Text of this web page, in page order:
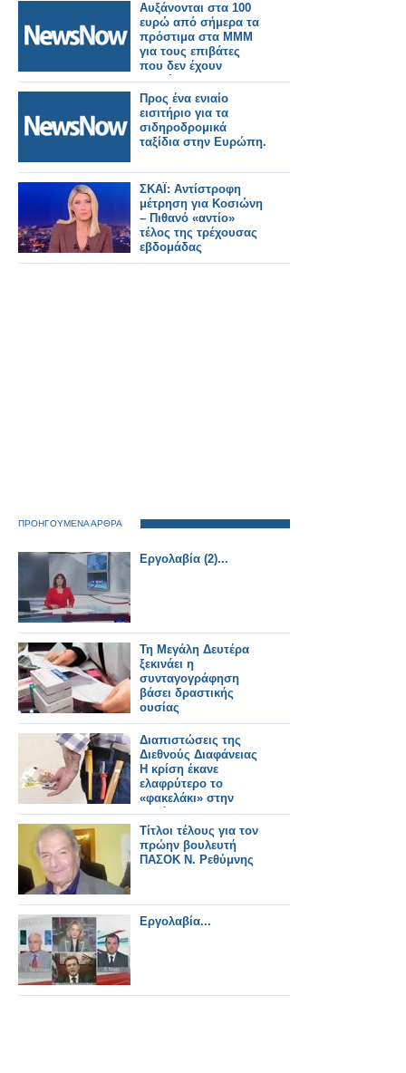
Αυξάνονται στα 100
ευρώ από σήμερα τα
πρόστιμα στα ΜΜΜ
για τους επιβάτες
που δεν έχουν
εισιτήριο.
Προς ένα ενιαίο
εισιτήριο για τα
σιδηροδρομικά
ταξίδια στην Ευρώπη.
ΣΚΑΪ: Αντίστροφη
μέτρηση για Κοσιώνη
– Πιθανό «αντίο»
τέλος της τρέχουσας
εβδομάδας
ΠΡΟΗΓΟΥΜΕΝΑ ΑΡΘΡΑ
Εργολαβία (2)...
Τη Μεγάλη Δευτέρα
ξεκινάει η
συνταγογράφηση
βάσει δραστικής
ουσίας
Διαπιστώσεις της
Διεθνούς Διαφάνειας
Η κρίση έκανε
ελαφρύτερο το
«φακελάκι» στην
Ελλάδα
Τίτλοι τέλους για τον
πρώην βουλευτή
ΠΑΣΟΚ Ν. Ρεθύμνης
Εργολαβία...